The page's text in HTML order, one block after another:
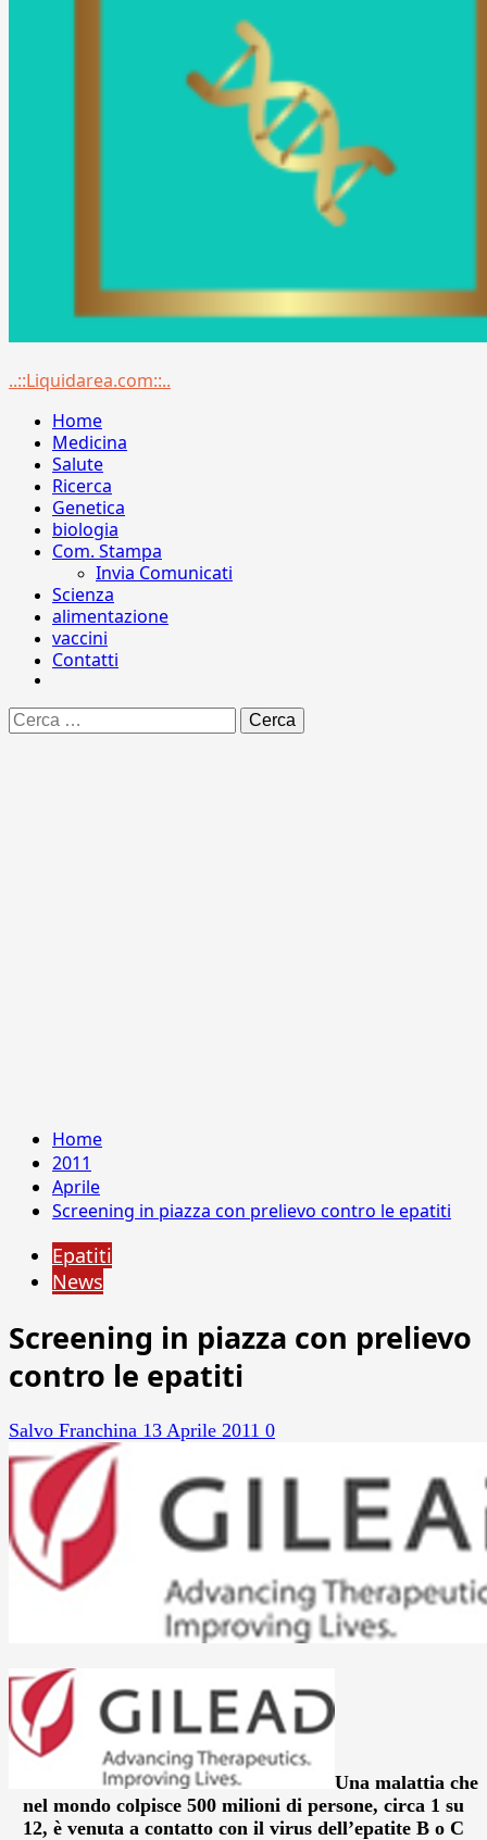
Menu
..::Liquidarea.com::..
Home
Medicina
Salute
Ricerca
Genetica
biologia
Com. Stampa
Invia Comunicati
Scienza
alimentazione
vaccini
Contatti
Ricerca
per:
Home
2011
Aprile
Screening in piazza con prelievo contro le epatiti
Epatiti
News
Screening in piazza con prelievo
contro le epatiti
Salvo Franchina 13 Aprile 2011 0
Una malattia che
nel mondo colpisce 500 milioni di persone, circa 1 su
12, è venuta a contatto con il virus dell’epatite B o C